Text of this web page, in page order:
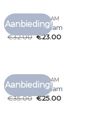
Aanbieding!
T SHIRT MET NAAM
t shirt met naam
€32.00 €23.00
Aanbieding!
T SHIRT MET NAAM
t shirt met naam
€35.00 €25.00